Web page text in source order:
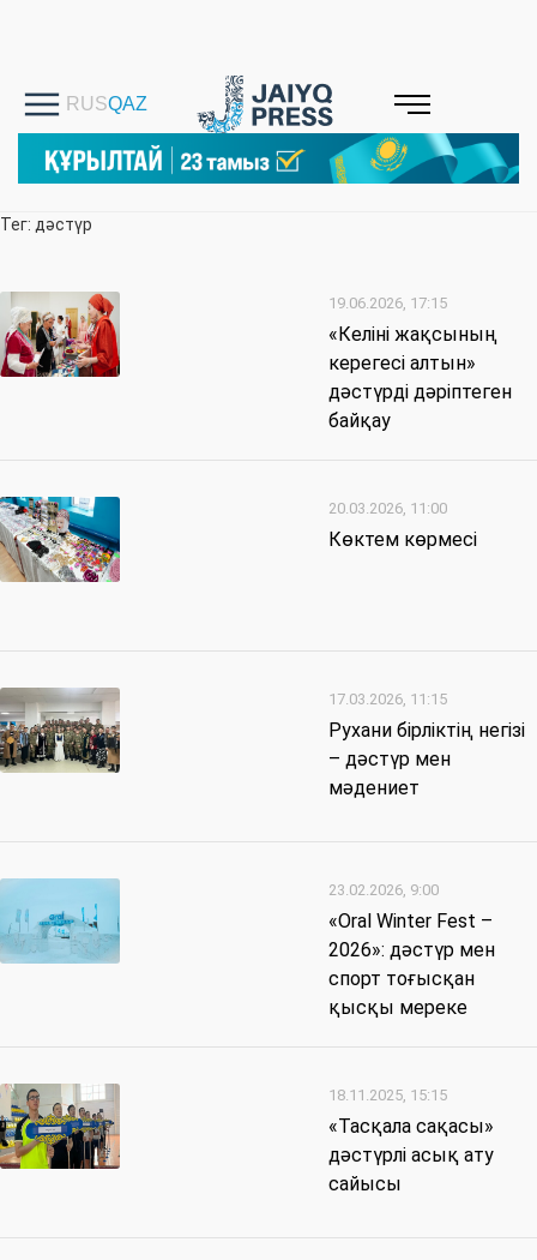
Тег: дәстүр
19.06.2026, 17:15
«Келіні жақсының
керегесі алтын»
дәстүрді дәріптеген
байқау
20.03.2026, 11:00
Көктем көрмесі
17.03.2026, 11:15
Рухани бірліктің негізі
– дәстүр мен
мәдениет
23.02.2026, 9:00
«Oral Winter Fest –
2026»: дәстүр мен
спорт тоғысқан
қысқы мереке
18.11.2025, 15:15
«Тасқала сақасы»
дәстүрлі асық ату
сайысы